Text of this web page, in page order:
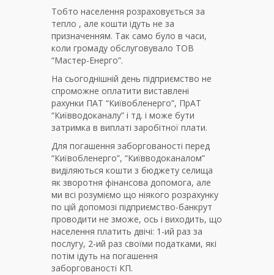
Тобто населення розраховується за
тепло , але кошти ідуть не за
призначенням. Так само було в часи,
коли громаду обслуговувало ТОВ
“Мастер-Енерго”.
На сьогоднішній день підприємство не
спроможне оплатити виставлені
рахунки ПАТ “Київобленерго”, ПрАТ
“Київводоканалу” і тд. і може бути
затримка в виплаті заробітної плати.
Для погашення заборгованості перед
“Київобленерго”, “Київводоканалом”
виділяються кошти з бюджету селища
як зворотня фінансова допомога, але
ми всі розуміємо що ніякого розрахунку
по цій допомозі підприємство-банкрут
проводити не зможе, ось і виходить, що
населення платить двічі: 1-ий раз за
послугу, 2-ий раз своїми податками, які
потім ідуть на погашення
заборгованості КП.